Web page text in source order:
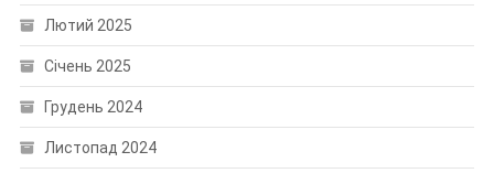
Лютий 2025
Січень 2025
Грудень 2024
Листопад 2024